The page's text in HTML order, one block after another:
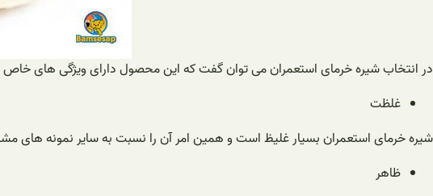
در انتخاب شیره خرمای استعمران می توان گفت که این محصول دارای ویژگی های خاص
غلظت
شیره خرمای استعمران بسیار غلیظ است و همین امر آن را نسبت به سایر نمونه های
ظاهر